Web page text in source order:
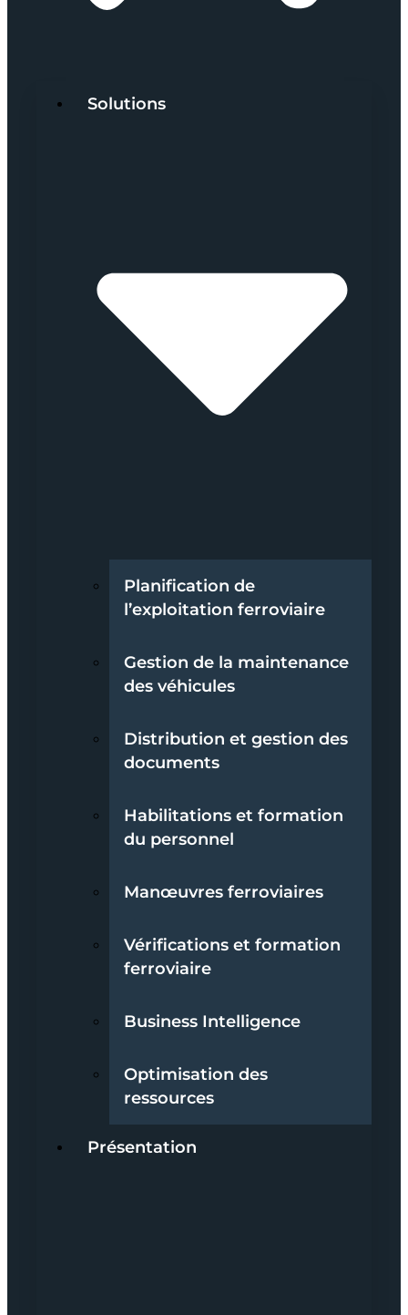
Solutions
Planification de
l’exploitation ferroviaire
Gestion de la maintenance
des véhicules
Distribution et gestion des
documents
Habilitations et formation
du personnel
Manœuvres ferroviaires
Vérifications et formation
ferroviaire
Business Intelligence
Optimisation des
ressources
Présentation